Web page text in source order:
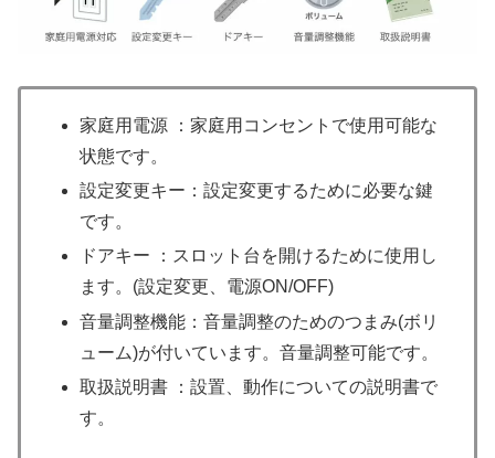
家庭用電源 ：家庭用コンセントで使用可能な
状態です。
設定変更キー：設定変更するために必要な鍵
です。
ドアキー ：スロット台を開けるために使用し
ます。(設定変更、電源ON/OFF)
音量調整機能：音量調整のためのつまみ(ボリ
ューム)が付いています。音量調整可能です。
取扱説明書 ：設置、動作についての説明書で
す。